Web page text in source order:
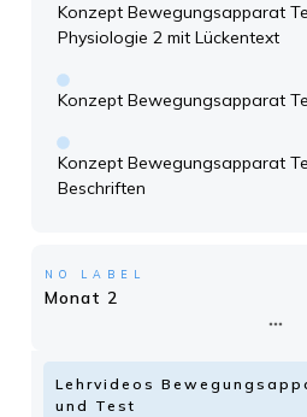
Konzept Bewegungsapparat
Physiologie 2 mit Lückentext
Konzept Bewegungsapparat
Konzept Bewegungsapparat
Beschriften
NO LABEL
Monat 2
Lehrvideos
und Test